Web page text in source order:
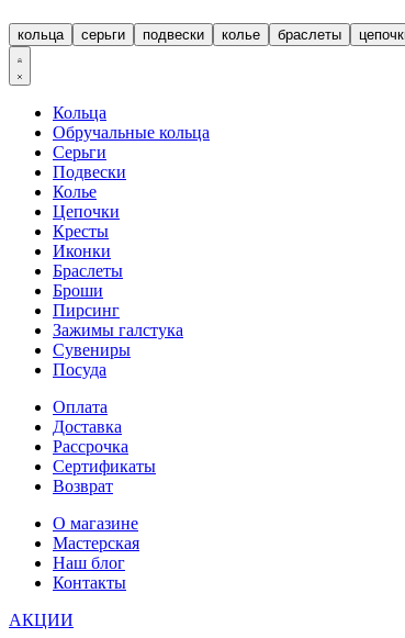
кольца серьги подвески колье браслеты
Кольца
Обручальные кольца
Серьги
Подвески
Колье
Цепочки
Кресты
Иконки
Браслеты
Броши
Пирсинг
Зажимы галстука
Сувениры
Посуда
Оплата
Доставка
Рассрочка
Сертификаты
Возврат
О магазине
Мастерская
Наш блог
Контакты
АКЦИИ